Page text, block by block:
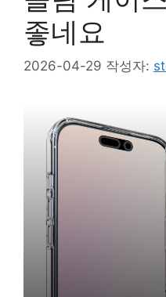
좋네요
2026-04-29 작성자: